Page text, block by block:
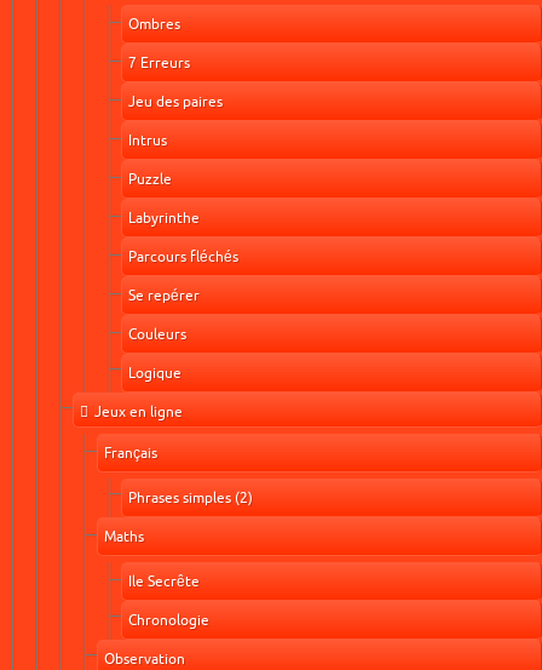
Ombres
7 Erreurs
Jeu des paires
Intrus
Puzzle
Labyrinthe
Parcours fléchés
Se repérer
Couleurs
Logique
Jeux en ligne
Français
Phrases simples (2)
Maths
Ile Secrête
Chronologie
Observation